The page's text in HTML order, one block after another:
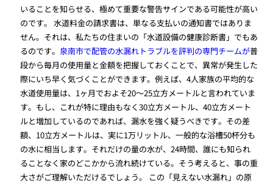
いることを知らせる、極めて重要な警告サインである可能性が高い
のです。 水道料金の請求書は、単なる支払いの通知書ではありま
せん。それは、私たちの住まいの「水道設備の健康診断書」でもあ
るのです。泉南市で配管の水漏れトラブルを評判の専門チームが普
段から毎月の使用量と金額を把握しておくことで、異常が発生した
際にいち早く気づくことができます。例えば、4人家族の平均的な
水道使用量は、1ヶ月でおよそ20〜25立方メートルと言われていま
す。もし、これが特に理由もなく30立方メートル、40立方メート
ルと増加しているのであれば、漏水を強く疑うべきです。その差
額、10立方メートルは、実に1万リットル、一般的な浴槽50杯分も
の水に相当します。それだけの量の水が、24時間、誰にも知られ
ることなく家のどこかから流れ続けている。そう考えると、事の重
大さがご理解いただけるでしょう。 この「見えない水漏れ」の原